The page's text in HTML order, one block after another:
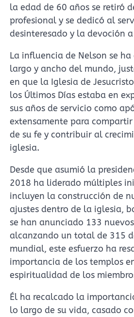
la edad de 60 años se retiró
profesional y se dedicó al
desinteresado y la devoción a
La influencia de Nelson se
largo y ancho del mundo,
en que la Iglesia de
los Últimos Días estaba en
sus años de servicio como
extensamente para
de su fe y contribuir al
iglesia.
Desde que asumió la
2018 ha liderado múltiples
incluyen la construcción de
ajustes dentro de la iglesia,
se han anunciado 133
alcanzando un total de 315
mundial, este esfuerzo ha
importancia de los templos
espiritualidad de los
Él ha recalcado la
lo largo de su vida, casado